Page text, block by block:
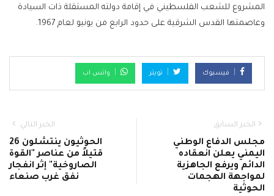
المشروع للشعب الفلسطيني في إقامة دولته المستقلة ذات السيادة
وعاصمتها القدس الشرقية على حدود الرابع من يونيو لعام 1967.
فيسبوك تويتر واتس اب
الخبر السابق
مجلس الدفاع الوطني
اليمني يعلن انعقاده
الدائم ويرفع الجاهزية
لمواجهة الهجمات
الحوثية
الخبر التالي
الحوثيون ينتشلون 26
قتيلاً من عناصر "القوة
الصاروخية" إثر انفجار
نفق غرب صنعاء